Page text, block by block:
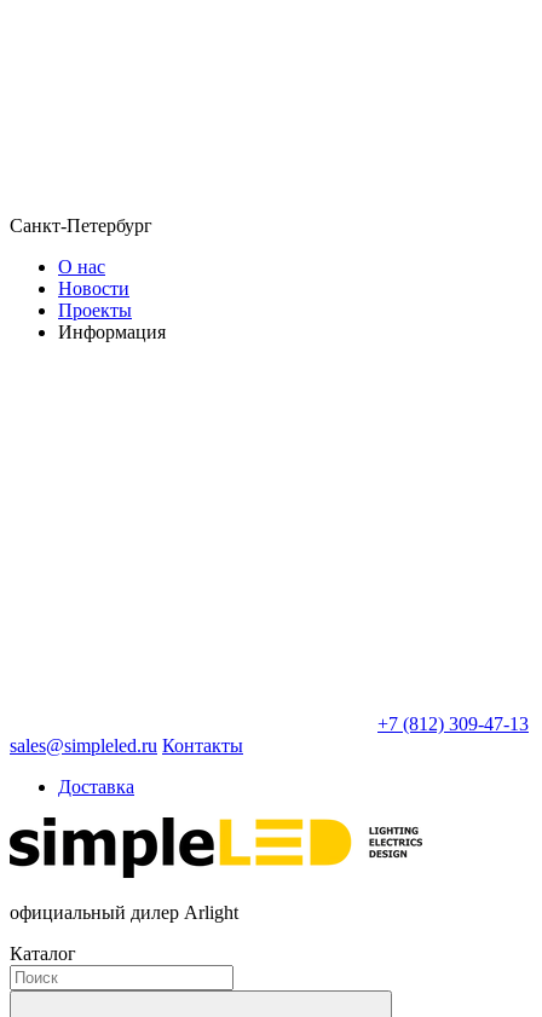
Санкт-Петербург
О нас
Новости
Проекты
Информация
+7 (812) 309-47-13
sales@simpleled.ru Контакты
Доставка
официальный дилер Arlight
Каталог